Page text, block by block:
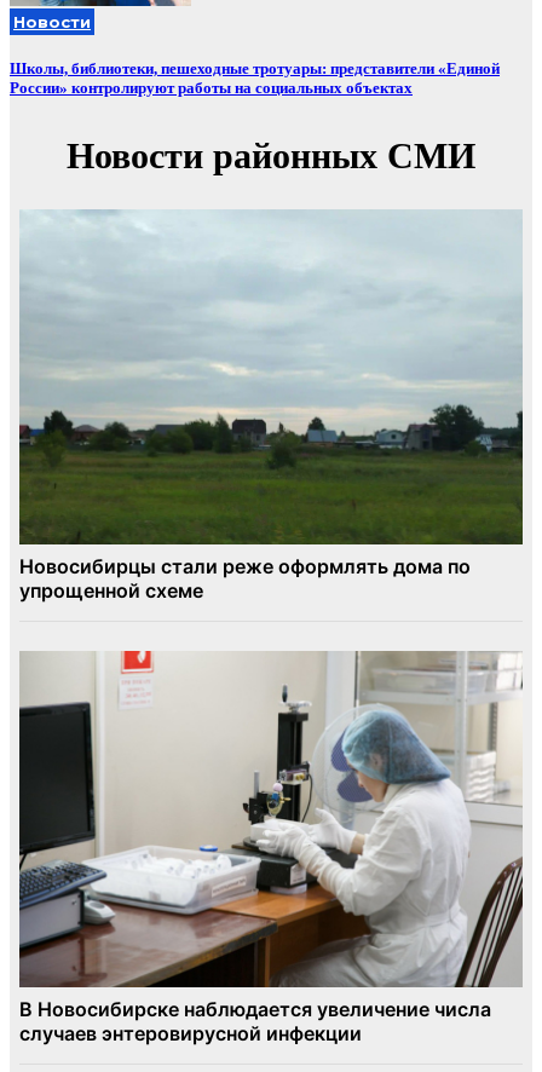
Новости
Школы, библиотеки, пешеходные тротуары: представители «Единой
России» контролируют работы на социальных объектах